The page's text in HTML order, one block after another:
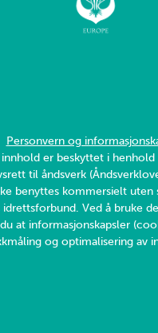
Personvern og
er beskyttet i
til åndsverk
benyttes kommersielt uten
idrettsforbund. Ved å bruke
at informasjonskapsler
og optimalisering av